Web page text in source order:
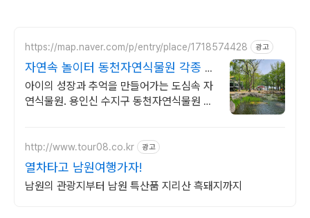
https://map.naver.com/p/entry/place/1718574428 광고
자연속 놀이터 동천자연식물원 각종 체
험으로 추억이자라는곳
아이의 성장과 추억을 만들어가는 도심속 자
연식물원. 용인신 수지구 동천자연식물원 자
http://www.tour08.co.kr 광고
열차타고 남원여행가자!
남원의 관광지부터 남원 특산품 지리산 흑돼지까지